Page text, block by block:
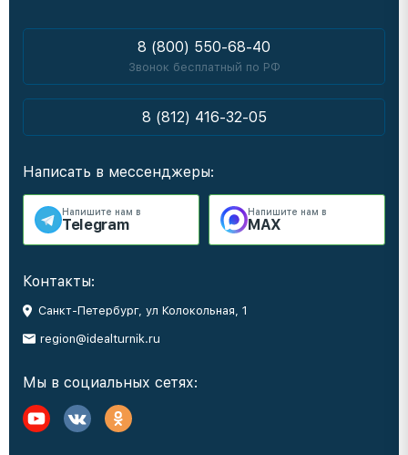
8 (800) 550-68-40
Звонок бесплатный по РФ
8 (812) 416-32-05
Написать в мессенджеры:
Напишите нам в
Telegram
Напишите нам в
MAX
Контакты:
Санкт-Петербург, ул Колокольная, 1
region@idealturnik.ru
Мы в социальных сетях: